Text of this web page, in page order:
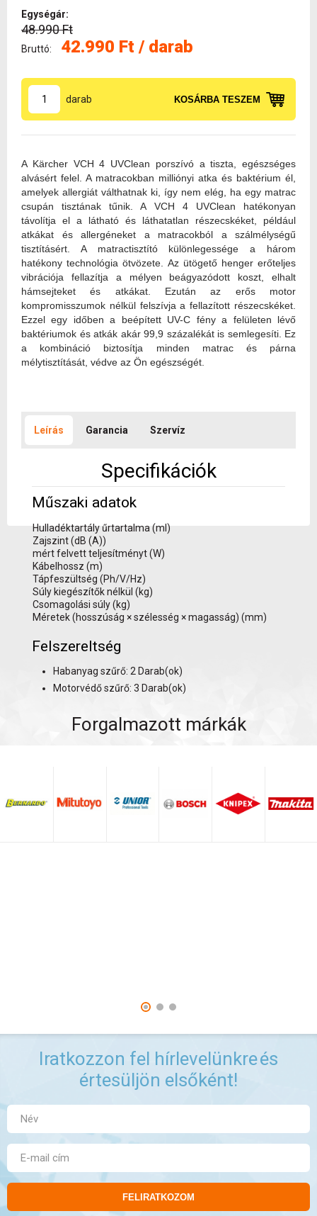
Egységár:
48.990 Ft
Bruttó: 42.990 Ft / darab
darab KOSÁRBA TESZEM
A Kärcher VCH 4 UVClean porszívó a tiszta, egészséges
alvásért felel. A matracokban milliónyi atka és baktérium él,
amelyek allergiát válthatnak ki, így nem elég, ha egy matrac
csupán tisztának tűnik. A VCH 4 UVClean hatékonyan
távolítja el a látható és láthatatlan részecskéket, például
atkákat és allergéneket a matracokból a szálmélységű
tisztításért. A matractisztító különlegessége a három
hatékony technológia ötvözete. Az ütögető henger erőteljes
vibrációja fellazítja a mélyen beágyazódott koszt, elhalt
hámsejteket és atkákat. Ezután az erős motor
kompromisszumok nélkül felszívja a fellazított részecskéket.
Ezzel egy időben a beépített UV-C fény a felületen lévő
baktériumok és atkák akár 99,9 százalékát is semlegesíti. Ez
a kombináció biztosítja minden matrac és párna
mélytisztítását, védve az Ön egészségét.
Leírás Garancia Szervíz
Specifikációk
Műszaki adatok
Hulladéktartály űrtartalma (ml)
Zajszint (dB (A))
mért felvett teljesítményt (W)
Kábelhossz (m)
Tápfeszültség (Ph/V/Hz)
Súly kiegészítők nélkül (kg)
Csomagolási súly (kg)
Méretek (hosszúság × szélesség × magasság) (mm)
Felszereltség
Habanyag szűrő: 2 Darab(ok)
Motorvédő szűrő: 3 Darab(ok)
Forgalmazott márkák
Iratkozzon fel hírlevelünkreés
értesüljön elsőként!
FELIRATKOZOM